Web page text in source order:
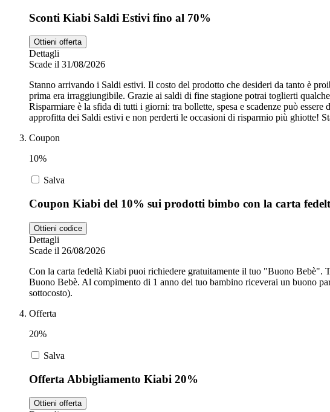
Sconti Kiabi Saldi Estivi fino al 70%
Ottieni offerta
Dettagli
Scade il 31/08/2026
Stanno arrivando i Saldi estivi. Il costo del prodotto che desideri da tanto è
prima era irraggiungibile. Grazie ai saldi di fine stagione potrai toglierti
Risparmiare è la sfida di tutti i giorni: tra bollette, spesa e scadenze può
approfitta dei Saldi estivi e non perderti le occasioni di risparmio più ghiotte!
Coupon
10%
Salva
Coupon Kiabi del 10% sui prodotti bimbo con la carta
Ottieni codice
Dettagli
Scade il 26/08/2026
Con la carta fedeltà Kiabi puoi richiedere gratuitamente il tuo "Buono Bebè".
Buono Bebè. Al compimento di 1 anno del tuo bambino riceverai un buono
sottocosto).
Offerta
20%
Salva
Offerta Abbigliamento Kiabi 20%
Ottieni offerta